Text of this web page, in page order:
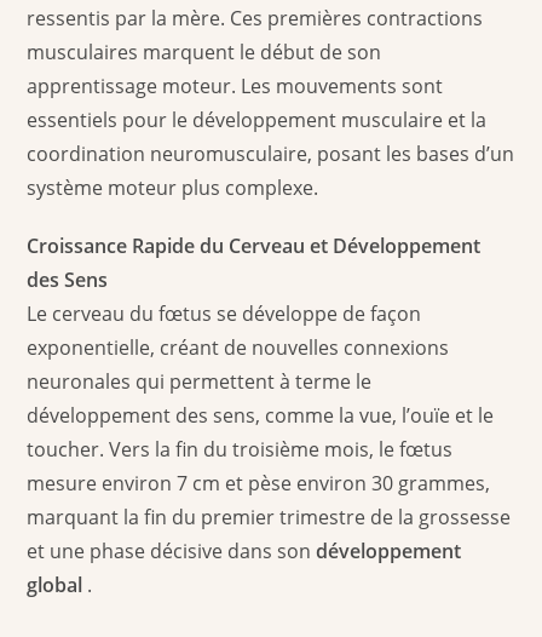
ressentis par la mère. Ces premières contractions
musculaires marquent le début de son
apprentissage moteur. Les mouvements sont
essentiels pour le développement musculaire et la
coordination neuromusculaire, posant les bases d’un
système moteur plus complexe.
Croissance Rapide du Cerveau et Développement
des Sens
Le cerveau du fœtus se développe de façon
exponentielle, créant de nouvelles connexions
neuronales qui permettent à terme le
développement des sens, comme la vue, l’ouïe et le
toucher. Vers la fin du troisième mois, le fœtus
mesure environ 7 cm et pèse environ 30 grammes,
marquant la fin du premier trimestre de la grossesse
et une phase décisive dans sondéveloppement
global .